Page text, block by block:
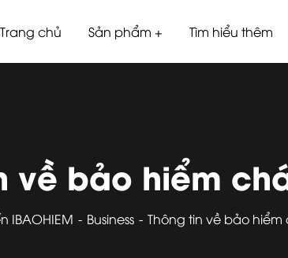
Trang chủ Sản phẩm Tìm hiểu thêm
về bảo hiểm
IBAOHIEM Business Thông tin về bảo hiểm